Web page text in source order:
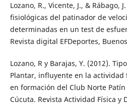
Lozano, R., Vicente, J., & Rábago,
fisiológicas del patinador de
determinadas en un test de
Revista digital EFDeportes,
Lozano, R y Barajas, Y. (2012).
Plantar, influyente en la actividad
en formación del Club Norte
Cúcuta. Revista Actividad Física y